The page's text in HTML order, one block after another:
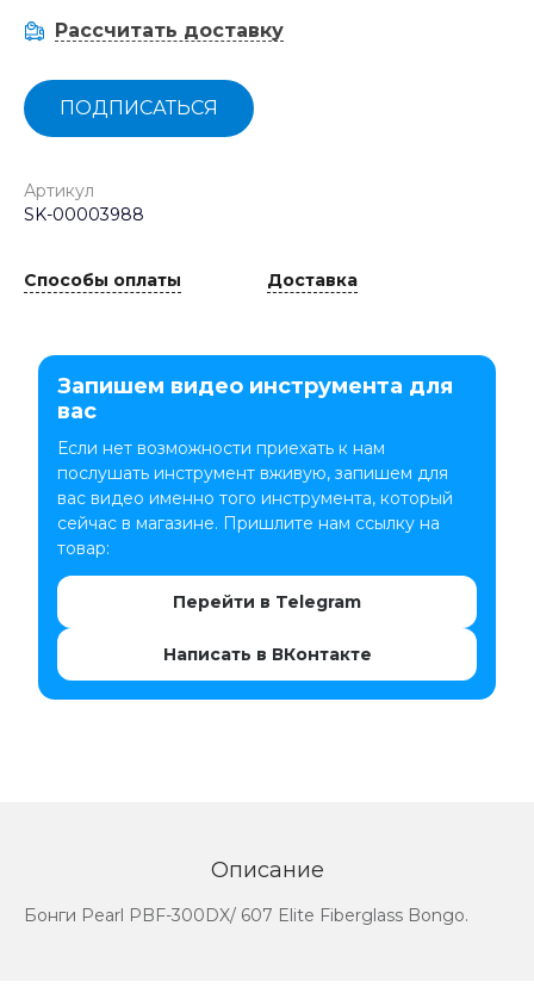
Рассчитать доставку
ПОДПИСАТЬСЯ
Артикул
SK-00003988
Способы оплаты Доставка
Запишем видео инструмента для
вас
Если нет возможности приехать к нам
послушать инструмент вживую, запишем для
вас видео именно того инструмента, который
сейчас в магазине. Пришлите нам ссылку на
товар:
Перейти в Telegram
Написать в ВКонтакте
Описание
Бонги Pearl PBF-300DX/ 607 Elite Fiberglass Bongo.